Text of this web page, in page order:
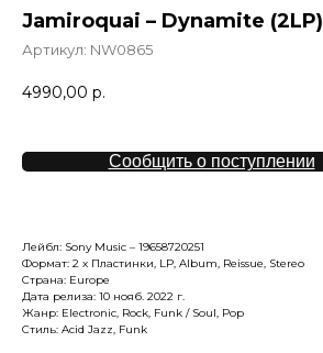
Jamiroquai – Dynamite (2LP)
Артикул: NW0865
4990,00 р.
Сообщить о поступлении
Лейбл: Sony Music – 19658720251
Формат: 2 x Пластинки, LP, Album, Reissue, Stereo
Страна: Europe
Дата релиза: 10 нояб. 2022 г.
Жанр: Electronic, Rock, Funk / Soul, Pop
Стиль: Acid Jazz, Funk